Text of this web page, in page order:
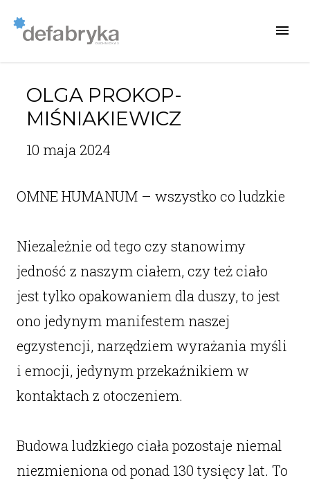
OLGA PROKOP-
MIŚNIAKIEWICZ
10 maja 2024
OMNE HUMANUM – wszystko co ludzkie
Niezależnie od tego czy stanowimy
jedność z naszym ciałem, czy też ciało
jest tylko opakowaniem dla duszy, to jest
ono jedynym manifestem naszej
egzystencji, narzędziem wyrażania myśli
i emocji, jedynym przekaźnikiem w
kontaktach z otoczeniem.
Budowa ludzkiego ciała pozostaje niemal
niezmieniona od ponad 130 tysięcy lat. To